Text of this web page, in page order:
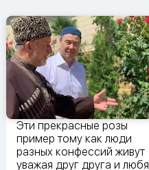
Эти прекрасные розы
пример тому как люди
разных конфессий живут
уважая друг друга и любя